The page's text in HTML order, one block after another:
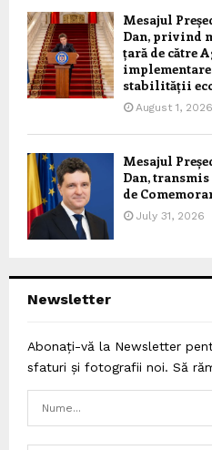
Mesajul
Dan, privind
țară de către
stabilității
August 1, 2026
Mesajul
Dan,
de
July 31, 2026
Newsletter
Abonați-vă la Newsletter
sfaturi și fotografii noi. Să